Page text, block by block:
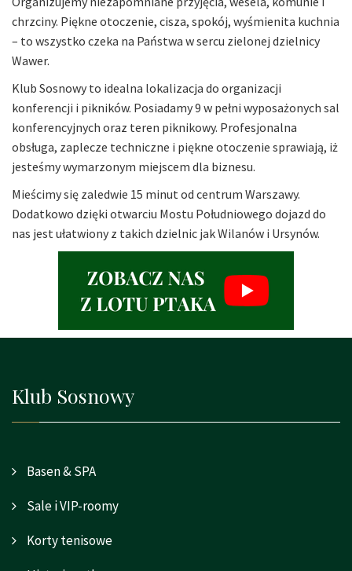
chrzciny. Piękne otoczenie, cisza, spokój, wyśmienita kuchnia
– to wszystko czeka na Państwa w sercu zielonej dzielnicy
Wawer.
Klub Sosnowy to idealna lokalizacja do organizacji
konferencji i pikników. Posiadamy 9 w pełni wyposażonych sal
konferencyjnych oraz teren piknikowy. Profesjonalna
obsługa, zaplecze techniczne i piękne otoczenie sprawiają, iż
jesteśmy wymarzonym miejscem dla biznesu.
Mieścimy się zaledwie 15 minut od centrum Warszawy.
Dodatkowo dzięki otwarciu Mostu Południowego dojazd do
nas jest ułatwiony z takich dzielnic jak Wilanów i Ursynów.
Klub Sosnowy
Basen & SPA
Sale i VIP-roomy
Korty tenisowe